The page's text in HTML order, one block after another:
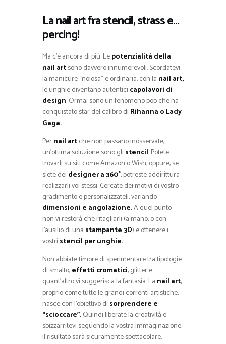
La nail art fra stencil, strass e…
percing!
Ma c’è ancora di più. Lepotenzialità della
nail artsono davvero innumerevoli. Scordatevi
la manicure “noiosa” e ordinaria; con la nail art,
le unghie diventano autentici capolavori di
design. Ormai sono un fenomeno pop che ha
conquistato star del calibro di Rihanna o Lady
Gaga.
Pernail artche non passano inosservate,
un’ottima soluzione sono gli stencil. Potete
trovarli su siti come Amazon o Wish; oppure, se
siete dei designer a 360°, potreste addirittura
realizzarli voi stessi. Cercate dei motivi di vostro
gradimento e personalizzateli, variando
dimensioni e angolazione.A quel punto
non vi resterà che ritagliarli (a mano, o con
l’ausilio di una stampante 3D) e ottenere i
vostri stencil per unghie.
Non abbiate timore di sperimentare tra tipologie
di smalto,effetti cromatici, glitter e
quant’altro vi suggerisca la fantasia. La nail art,
proprio come tutte le grandi correnti artistiche,
nasce con l’obiettivo di sorprendere e
“scioccare”.Quindi liberate la creatività e
sbizzarritevi seguendo la vostra immaginazione;
il risultato sarà sicuramente spettacolare.